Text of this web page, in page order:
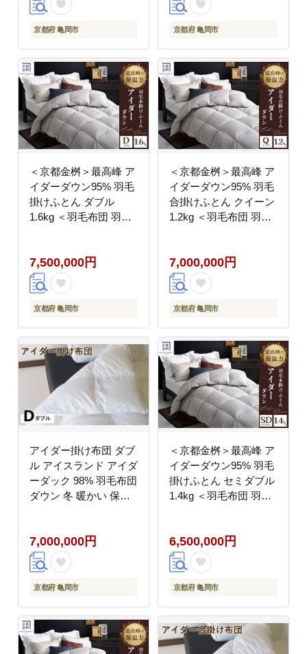
京都府 亀岡市 京都府 亀岡市
＜京都金桝＞最高峰 ア
イダーダウン95% 羽毛
掛けふとん ダブル
1.6kg ＜羽毛布団 羽毛
ルク 絹 寝具＞｜モナク
7,500,000円
京都府 亀岡市
＜京都金桝＞最高峰 ア
イダーダウン95% 羽毛
合掛けふとん クイーン
1.2kg ＜羽毛布団 羽毛
ルク 絹 寝具＞｜モナク
7,000,000円
京都府 亀岡市
アイダー掛け布団 ダブ
ル アイスランド アイダ
ーダック 98% 羽毛布団
ダウン 冬 暖かい 保温
7,000,000円
京都府 亀岡市
＜京都金桝＞最高峰 ア
イダーダウン95% 羽毛
掛けふとん セミダブル
1.4kg ＜羽毛布団 羽毛
ルク 絹 寝具＞｜モナク
6,500,000円
京都府 亀岡市